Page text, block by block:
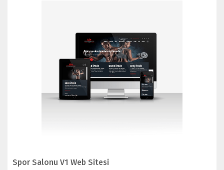
İNCELE
SATIN AL
Spor Salonu V1 Web Sitesi